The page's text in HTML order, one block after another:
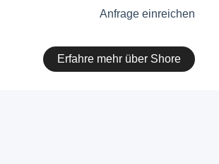
Anfrage einreichen
Erfahre mehr über Shore